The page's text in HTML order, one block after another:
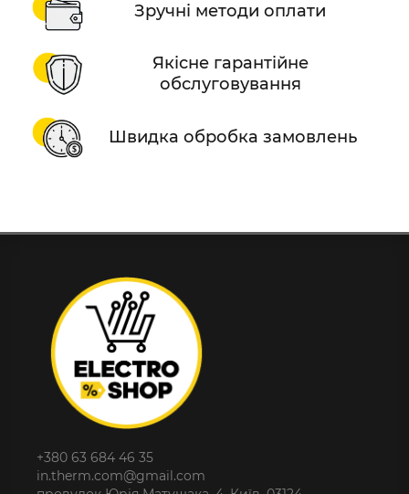
Зручні методи оплати
Якісне гарантійне
обслуговування
Швидка обробка замовлень
+380 63 684 46 35
in.therm.com@gmail.com